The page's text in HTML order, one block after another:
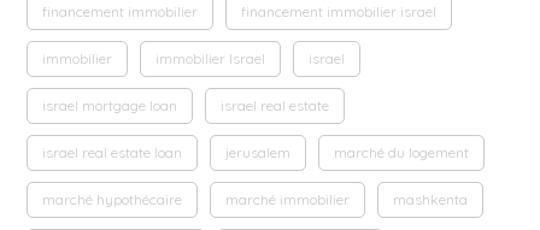
financement immobilier financement immobilier israel
immobilier immobilier Israel israel
israel mortgage loan israel real estate
israel real estate loan jerusalem marché du logement
marché hypothécaire marché immobilier mashkenta